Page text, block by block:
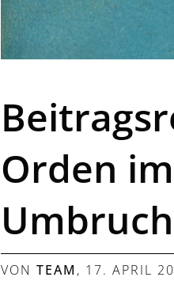
Orden
VON TEAM , 17. APRIL